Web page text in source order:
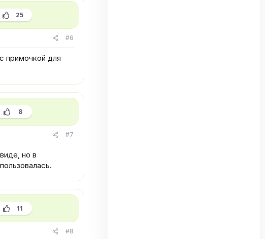
25
#6
примочкой для
8
#7
но в
11
#8